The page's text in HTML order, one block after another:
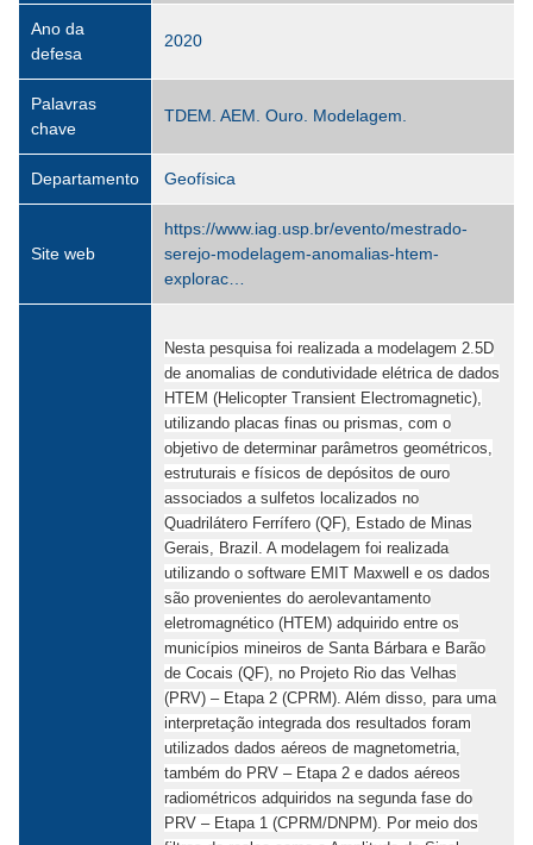
Ano da
defesa
2020
Palavras
chave
TDEM. AEM. Ouro. Modelagem.
Departamento Geofísica
Site web
https://www.iag.usp.br/evento/mestrado-
serejo-modelagem-anomalias-htem-
explorac…
Nesta pesquisa foi realizada a modelagem 2.5D
de anomalias de condutividade elétrica de dados
HTEM (Helicopter Transient Electromagnetic),
utilizando placas finas ou prismas, com o
objetivo de determinar parâmetros geométricos,
estruturais e físicos de depósitos de ouro
associados a sulfetos localizados no
Quadrilátero Ferrífero (QF), Estado de Minas
Gerais, Brazil. A modelagem foi realizada
utilizando o software EMIT Maxwell e os dados
são provenientes do aerolevantamento
eletromagnético (HTEM) adquirido entre os
municípios mineiros de Santa Bárbara e Barão
de Cocais (QF), no Projeto Rio das Velhas
(PRV) – Etapa 2 (CPRM). Além disso, para uma
interpretação integrada dos resultados foram
utilizados dados aéreos de magnetometria,
também do PRV – Etapa 2 e dados aéreos
radiométricos adquiridos na segunda fase do
PRV – Etapa 1 (CPRM/DNPM). Por meio dos